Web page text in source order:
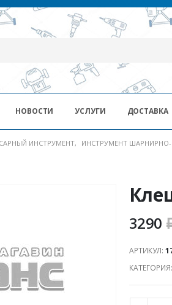
НОВОСТИ УСЛУГИ ДОСТАВКА
ИНСТРУМЕНТ, ИНСТРУМЕНТ
3290
АРТИКУЛ:
КАТЕГОРИЯ: